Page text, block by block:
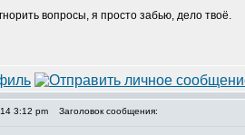
вопросы, я просто забью, дело твоё.
3:12 pm Заголовок сообщения: